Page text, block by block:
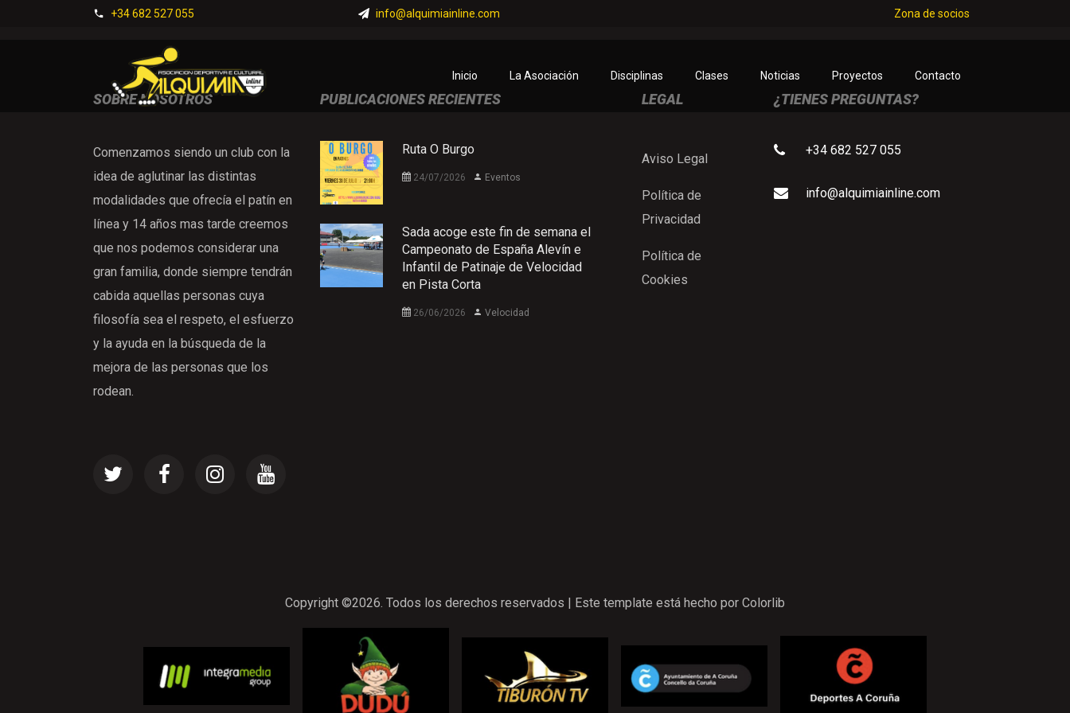
+34 682 527 055 info@alquimiainline.com Zona de socios
Inicio La Asociación Disciplinas Clases Noticias Proyectos Contacto
SOBRE NOSOTROS
Comenzamos siendo un club con la
idea de aglutinar las distintas
modalidades que ofrecía el patín en
línea y 14 años mas tarde creemos
que nos podemos considerar una
gran familia, donde siempre tendrán
cabida aquellas personas cuya
filosofía sea el respeto, el esfuerzo
y la ayuda en la búsqueda de la
mejora de las personas que los
rodean.
PUBLICACIONES RECIENTES
Ruta O Burgo
24/07/2026 Eventos
Sada acoge este fin de semana el
Campeonato de España Alevín e
Infantil de Patinaje de Velocidad
en Pista Corta
26/06/2026 Velocidad
LEGAL
Aviso Legal
Política de
Privacidad
Política de
Cookies
¿TIENES PREGUNTAS?
+34 682 527 055
info@alquimiainline.com
Copyright ©2026. Todos los derechos reservados | Este template está hecho por Colorlib